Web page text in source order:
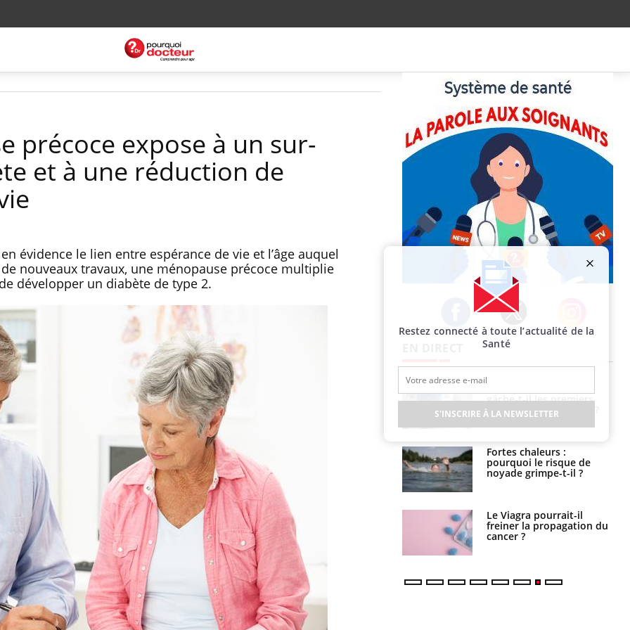
précoce expose à un sur-
et à une réduction de
évidence le lien entre espérance de vie et l’âge auquel
nouveaux travaux, une ménopause précoce multiplie
développer un diabète de type 2.
Facebook Twitter Instagram
Cancer colorectal : une
stratégie simple aurait
changé la donne au Pays
Chikungunya, dengue,
West Nile : que se passe-
t-il dans le sud de la
Les médicaments GLP-1
protègent-ils aussi les os
VIH : la fin du comprimé
tous les jours se profile-t-
elle enfin ?
gâche-t-il les premiers
jours de vos vacances ?
Fortes chaleurs :
pourquoi le risque de
noyade grimpe-t-il ?
Le Viagra pourrait-il
freiner la propagation du
cancer ?
Restez connecté à toute l’actualité de la
Santé
S'INSCRIRE À LA NEWSLETTER